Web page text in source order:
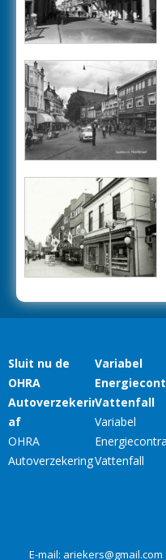
E-mail: ariekers@gmail.com